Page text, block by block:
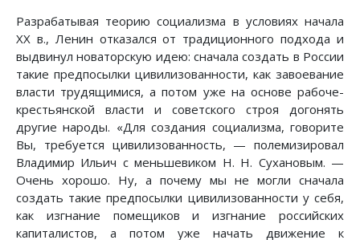
Разрабатывая теорию социализма в условиях начала
XX в., Ленин отказался от традиционного подхода и
выдвинул новаторскую идею: сначала создать в России
такие предпосылки цивилизованности, как завоевание
власти трудящимися, а потом уже на основе рабоче-
крестьянской власти и советского строя догонять
другие народы. «Для создания социализма, говорите
Вы, требуется цивилизованность, — полемизировал
Владимир Ильич с меньшевиком Н. Н. Сухановым. —
Очень хорошо. Ну, а почему мы не могли сначала
создать такие предпосылки цивилизованности у себя,
как изгнание помещиков и изгнание российских
капиталистов, а потом уже начать движение к